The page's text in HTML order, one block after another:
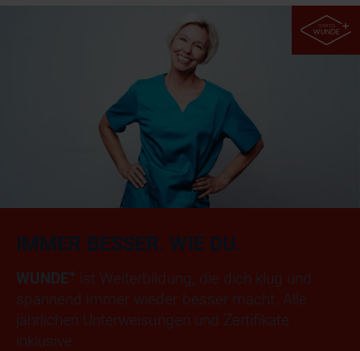
IMMER BESSER. WIE DU.
WUNDE+
ist Weiterbildung, die dich klug und
spannend immer wieder besser macht. Alle
jährlichen Unterweisungen und Zertifikate
inklusive.